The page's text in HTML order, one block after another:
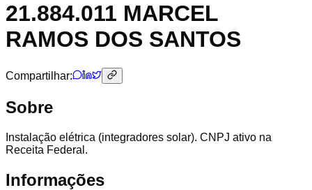
21.884.011 MARCEL
RAMOS DOS SANTOS
Compartilhar:
Sobre
Instalação elétrica (integradores solar). CNPJ ativo na
Receita Federal.
Informações